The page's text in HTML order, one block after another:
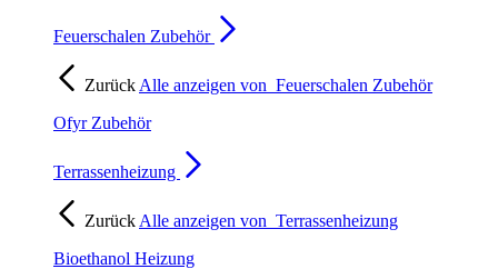
Feuerschalen Zubehör
Zurück Alle anzeigen von Feuerschalen Zubehör
Ofyr Zubehör
Terrassenheizung
Zurück Alle anzeigen von Terrassenheizung
Bioethanol Heizung